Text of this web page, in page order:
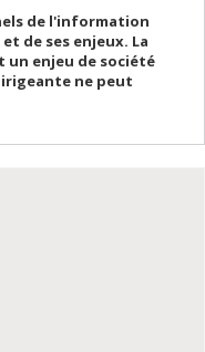
de l'information
de ses enjeux. La
un enjeu de société
ne peut